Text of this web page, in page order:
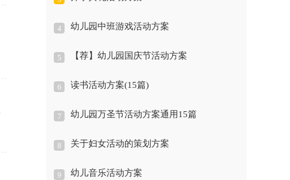
4 幼儿园中班游戏活动方案
5 【荐】幼儿园国庆节活动方案
6 读书活动方案(15篇)
7 幼儿园万圣节活动方案通用15篇
8 关于妇女活动的策划方案
9 幼儿音乐活动方案